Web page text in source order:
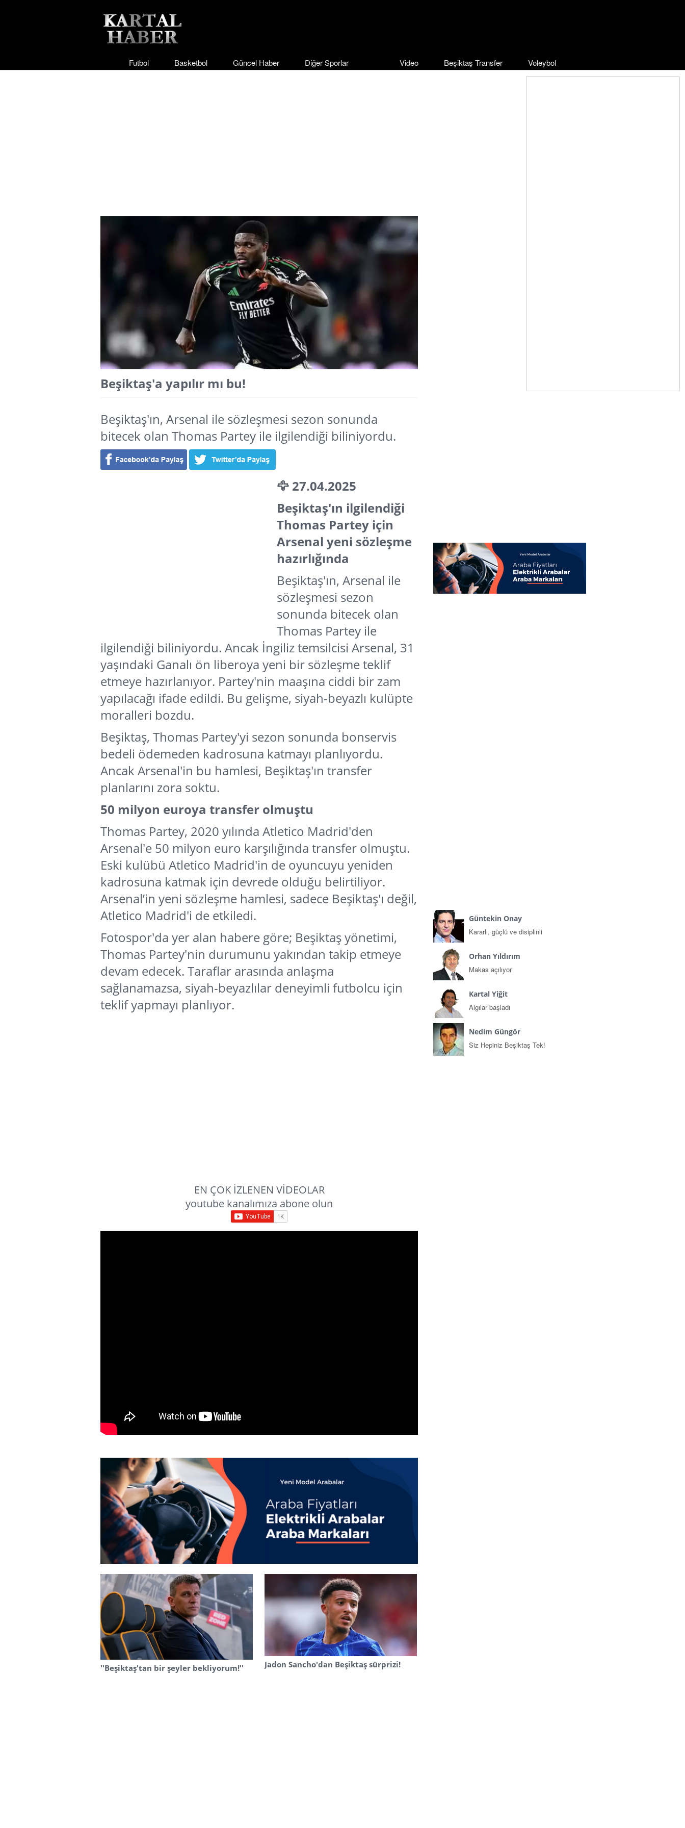
Futbol Basketbol Güncel Haber Diğer Sporlar Video Beşiktaş Transfer Voleybol
Beşiktaş'a yapılır mı bu!
Beşiktaş'ın, Arsenal ile sözleşmesi sezon sonunda
bitecek olan Thomas Partey ile ilgilendiği biliniyordu.
🦅 27.04.2025
Beşiktaş'ın ilgilendiği
Thomas Partey için
Arsenal yeni sözleşme
hazırlığında
Beşiktaş'ın, Arsenal ile
sözleşmesi sezon
sonunda bitecek olan
Thomas Partey ile
ilgilendiği biliniyordu. Ancak İngiliz temsilcisi Arsenal, 31
yaşındaki Ganalı ön liberoya yeni bir sözleşme teklif
etmeye hazırlanıyor. Partey'nin maaşına ciddi bir zam
yapılacağı ifade edildi. Bu gelişme, siyah-beyazlı kulüpte
moralleri bozdu.
Beşiktaş, Thomas Partey'yi sezon sonunda bonservis
bedeli ödemeden kadrosuna katmayı planlıyordu.
Ancak Arsenal'in bu hamlesi, Beşiktaş'ın transfer
planlarını zora soktu.
50 milyon euroya transfer olmuştu
Thomas Partey, 2020 yılında Atletico Madrid'den
Arsenal'e 50 milyon euro karşılığında transfer olmuştu.
Eski kulübü Atletico Madrid'in de oyuncuyu yeniden
kadrosuna katmak için devrede olduğu belirtiliyor.
Arsenal’in yeni sözleşme hamlesi, sadece Beşiktaş'ı değil,
Atletico Madrid'i de etkiledi.
Fotospor'da yer alan habere göre; Beşiktaş yönetimi,
Thomas Partey'nin durumunu yakından takip etmeye
devam edecek. Taraflar arasında anlaşma
sağlanamazsa, siyah-beyazlılar deneyimli futbolcu için
teklif yapmayı planlıyor.
EN ÇOK İZLENEN VİDEOLAR
youtube kanalımıza abone olun
''Beşiktaş'tan bir şeyler bekliyorum!'' Jadon Sancho'dan Beşiktaş sürprizi!
Güntekin Onay
Kararlı, güçlü ve disiplinli
Orhan Yıldırım
Makas açılıyor
Kartal Yiğit
Algılar başladı
Nedim Güngör
Siz Hepiniz Beşiktaş Tek!